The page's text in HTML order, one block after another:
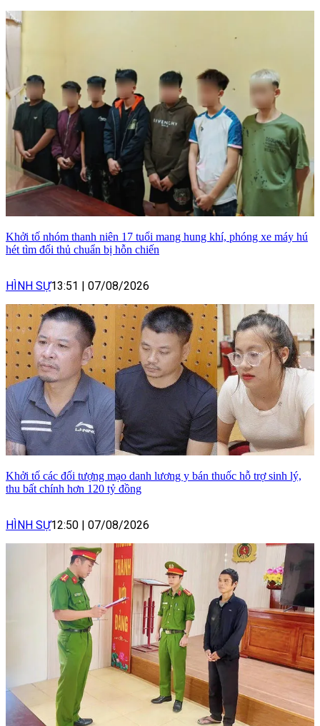
Khởi tố nhóm thanh niên 17 tuổi mang hung khí, phóng xe máy hú
hét tìm đối thủ chuẩn bị hỗn chiến
HÌNH SỰ13:51 | 07/08/2026
Khởi tố các đối tượng mạo danh lương y bán thuốc hỗ trợ sinh lý,
thu bất chính hơn 120 tỷ đồng
HÌNH SỰ12:50 07/08/2026